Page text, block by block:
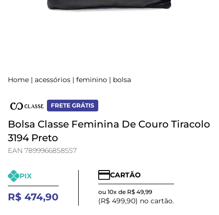
Home | acessórios | feminino | bolsa
FRETE GRÁTIS
Bolsa Classe Feminina De Couro Tiracolo
3194 Preto
EAN 7899966858557
PIX
R$ 474,90
CARTÃO
ou 10x de R$ 49,99
(R$ 499,90) no cartão.